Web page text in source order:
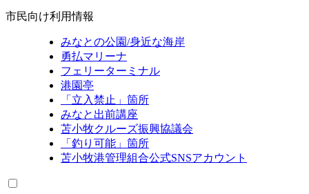
市民向け利用情報
みなとの公園/身近な海岸
勇払マリーナ
フェリーターミナル
港園亭
「立入禁止」箇所
みなと出前講座
苫小牧クルーズ振興協議会
「釣り可能」箇所
苫小牧港管理組合公式SNSアカウント